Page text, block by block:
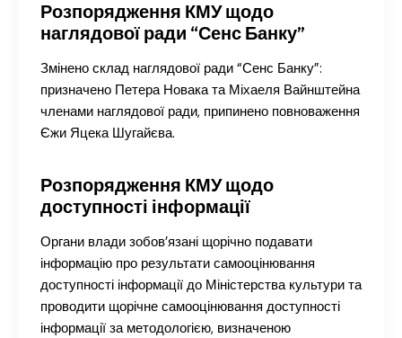
Розпорядження КМУ щодо
наглядової ради “Сенс Банку”
Змінено склад наглядової ради “Сенс Банку”:
призначено Петера Новака та Міхаеля Вайнштейна
членами наглядової ради, припинено повноваження
Єжи Яцека Шугайєва.
Розпорядження КМУ щодо
доступності інформації
Органи влади зобов’язані щорічно подавати
інформацію про результати самооцінювання
доступності інформації до Міністерства культури та
проводити щорічне самооцінювання доступності
інформації за методологією, визначеною